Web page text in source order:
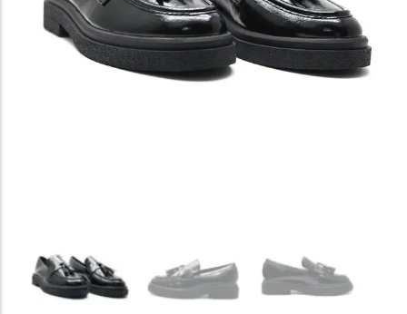
SANDALES PLATES & MEDICALES FEMME
SANDALES SOIRÉES FEMME